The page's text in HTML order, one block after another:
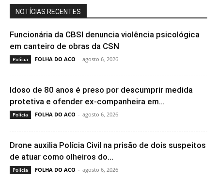
NOTÍCIAS RECENTES
Funcionária da CBSI denuncia violência psicológica
em canteiro de obras da CSN
Polícia FOLHA DO ACO - agosto 6, 2026
Idoso de 80 anos é preso por descumprir medida
protetiva e ofender ex-companheira em...
Polícia FOLHA DO ACO - agosto 6, 2026
Drone auxilia Polícia Civil na prisão de dois suspeitos
de atuar como olheiros do...
Polícia FOLHA DO ACO - agosto 6, 2026